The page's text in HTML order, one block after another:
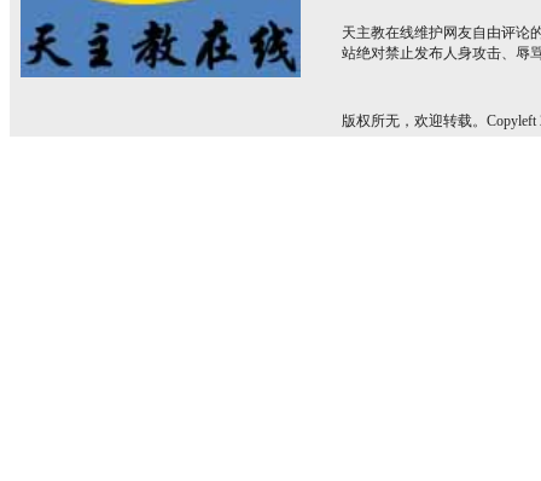
天主教在线维护网友自由评论
站绝对禁止发布人身攻击、辱
版权所无，欢迎转载。